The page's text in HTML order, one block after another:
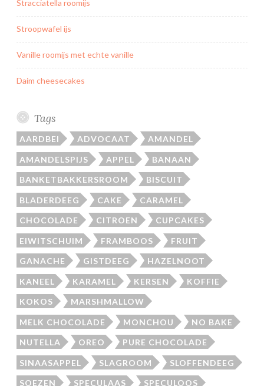
Stracciatella roomijs
Stroopwafel ijs
Vanille roomijs met echte vanille
Daim cheesecakes
Tags
AARDBEI ADVOCAAT AMANDEL
AMANDELSPIJS APPEL BANAAN
BANKETBAKKERSROOM BISCUIT
BLADERDEEG CAKE CARAMEL
CHOCOLADE CITROEN CUPCAKES
EIWITSCHUIM FRAMBOOS FRUIT
GANACHE GISTDEEG HAZELNOOT
KANEEL KARAMEL KERSEN KOFFIE
KOKOS MARSHMALLOW
MELK CHOCOLADE MONCHOU NO BAKE
NUTELLA OREO PURE CHOCOLADE
SINAASAPPEL SLAGROOM SLOFFENDEEG
SOEZEN SPECULAAS SPECULOOS